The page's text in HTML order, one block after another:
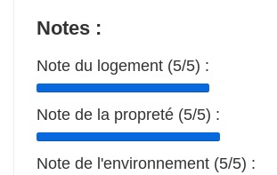
Notes :
Note du logement (5/5) :
Note de la propreté (5/5) :
Note de l'environnement (5/5) :